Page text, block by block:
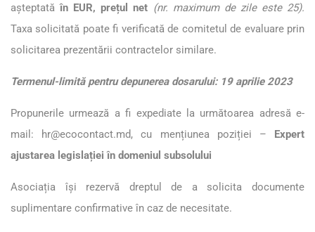
așteptatăîn EUR, prețul net (nr. maximum de zile este 25).
Taxa solicitată poate fi verificată de comitetul de evaluare prin
solicitarea prezentării contractelor similare.
Termenul-limită pentru depunerea dosarului: 19 aprilie 2023
Propunerile urmează a fi expediate la următoarea adresă e-
mail:
hr@ecocontact.md, cu mențiunea poziției – Expert
ajustarea legislației în domeniul subsolului
Asociația își rezervă dreptul de a solicita documente
suplimentare confirmative în caz de necesitate.